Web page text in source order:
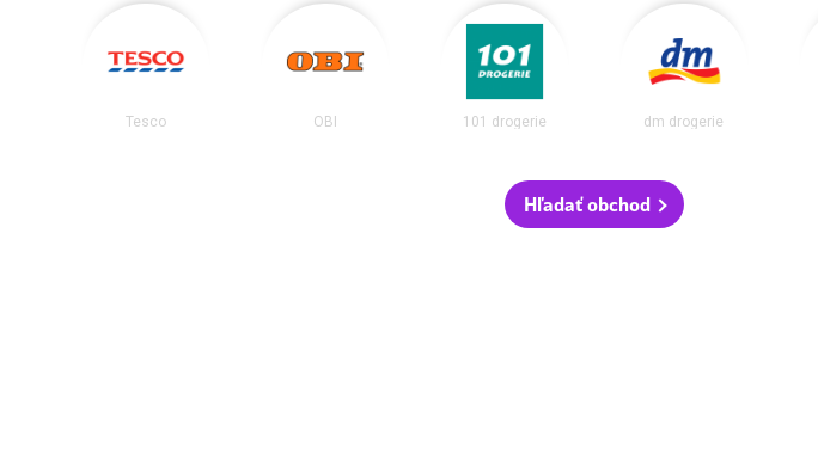
Tesco OBI 101 drogerie dm drogerie
Hľadať obchod